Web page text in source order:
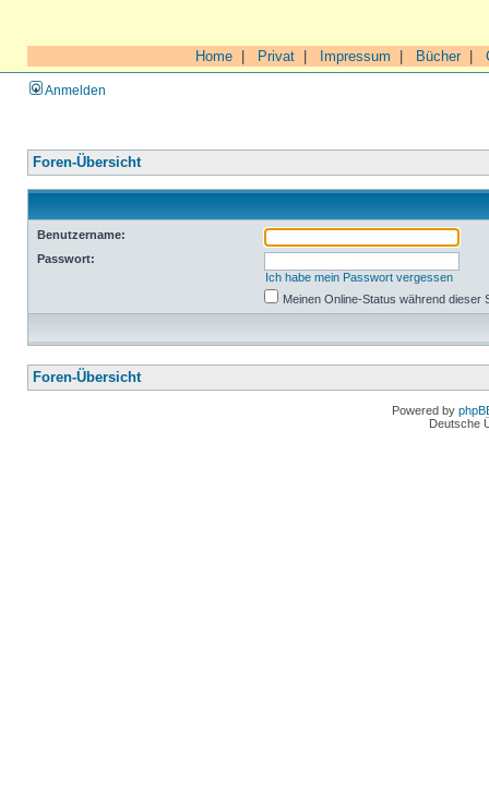
Home Privat Impressum Bücher|
Anmelden
Foren-Übersicht
Benutzername:
Passwort:
Ich habe mein Passwort vergessen
Meinen Online-Status während dieser
Foren-Übersicht
Powered by
Deutsche